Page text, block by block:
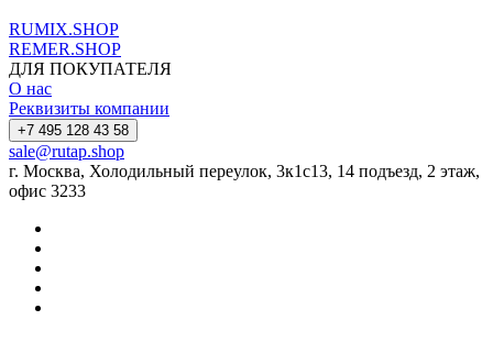
RUMIX.SHOP
REMER.SHOP
ДЛЯ ПОКУПАТЕЛЯ
О нас
Реквизиты компании
+7 495 128 43 58
sale@rutap.shop
г. Москва, Холодильный переулок, 3к1с13, 14 подъезд, 2 этаж,
офис 3233